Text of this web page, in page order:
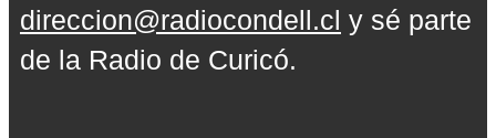
direccion@radiocondell.cl y sé parte
de la Radio de Curicó.